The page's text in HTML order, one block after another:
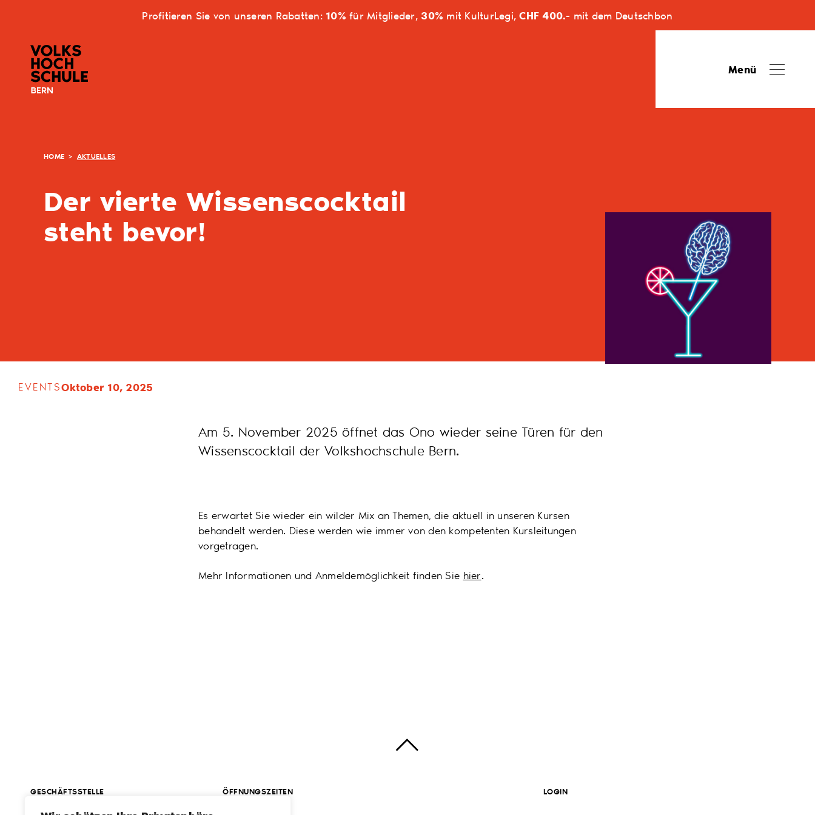
Profitieren Sie von unseren Rabatten: 10% für Mitglieder, 30% mit KulturLegi,CHF 400.- mit dem Deutschbon
Menü
HOME > AKTUELLES
Der vierte Wissenscocktail
steht bevor!
EVENTSOktober 10, 2025
Am 5. November 2025 öffnet das Ono wieder seine Türen für den
Wissenscocktail der Volkshochschule Bern.
Es erwartet Sie wieder ein wilder Mix an Themen, die aktuell in unseren Kursen
behandelt werden. Diese werden wie immer von den kompetenten Kursleitungen
vorgetragen.
Mehr Informationen und Anmeldemöglichkeit finden Sie hier.
GESCHÄFTSSTELLE ÖFFNUNGSZEITEN LOGIN